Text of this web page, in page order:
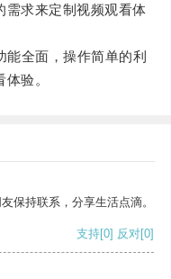
需求来定制视频观看体
全面，操作简单的利
验。
保持联系，分享生活点滴。
支持[0] 反对[0]